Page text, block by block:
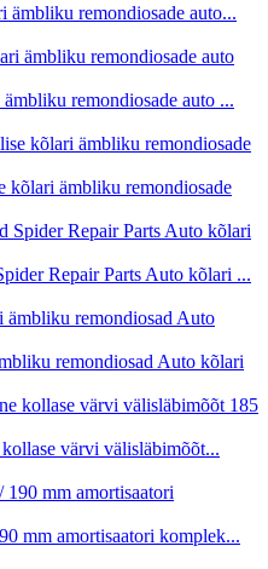
ämbliku remondiosade auto...
remondiosade auto ...
kõlari ämbliku remondiosade
Repair Parts Auto kõlari ...
remondiosad Auto kõlari
värvi välisläbimõõt...
mm amortisaatori komplek...